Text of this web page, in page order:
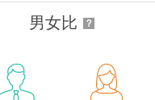
男女比 ？